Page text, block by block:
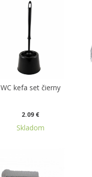
WC kefa set čierny
2.09 €
Skladom